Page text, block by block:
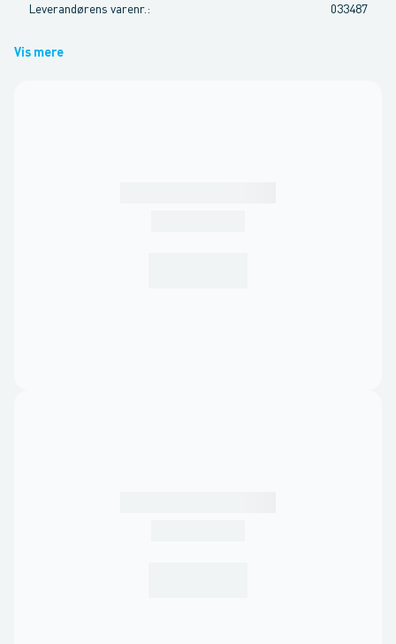
Leverandørens varenr. : 033487
Vis mere